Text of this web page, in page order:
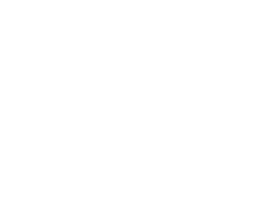
觉践行社会主义核心
周岁以下，且须具备下列